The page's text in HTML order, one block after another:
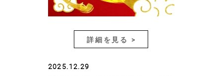
詳細を見る >
2025.12.29